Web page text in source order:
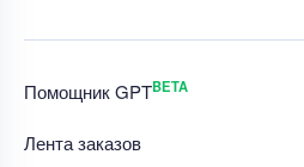
Помощник GPTBETA
Лента заказов